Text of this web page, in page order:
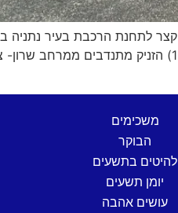
במקום. שי רומנו ראש צוות זק״א נתניה במרחב שרון
משכימים
הבוקר
להיטים בתשעים
יומן תשעים
עושים אהבה